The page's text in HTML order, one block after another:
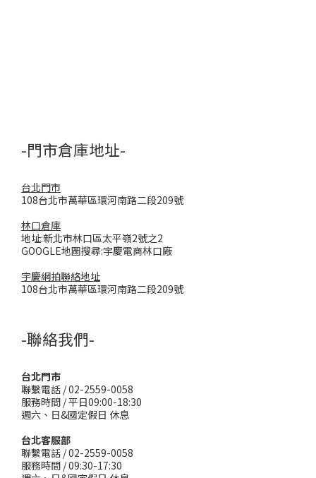
-門市倉庫地址-
台北門市
108台北市萬華區環河南路二段209號
林口倉庫
地址:新北市林口區太平嶺2號之2
GOOGLE地圖搜尋:宇慶電商林口廠
宇慶網拍聯絡地址
108台北市萬華區環河南路二段209號
-聯絡我們-
台北門市
聯繫電話 / 02-2559-0058
服務時間 / 平日09:00-18:30
週六、日&國定假日 休息
台北客服部
聯繫電話 / 02-2559-0058
服務時間 / 09:30-17:30